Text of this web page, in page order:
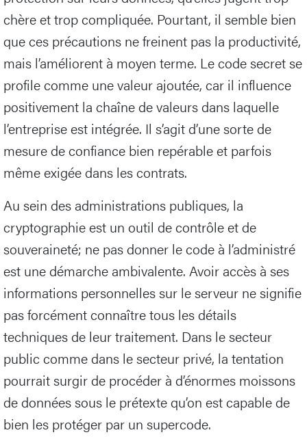
chère et trop compliquée. Pourtant, il semble bien
que ces précautions ne freinent pas la productivité,
mais l’améliorent à moyen terme. Le code secret se
profile comme une valeur ajoutée, car il influence
positivement la chaîne de valeurs dans laquelle
l’entreprise est intégrée. Il s’agit d’une sorte de
mesure de confiance bien repérable et parfois
même exigée dans les contrats.
Au sein des administrations publiques, la
cryptographie est un outil de contrôle et de
souveraineté; ne pas donner le code à l’administré
est une démarche ambivalente. Avoir accès à ses
informations personnelles sur le serveur ne signifie
pas forcément connaître tous les détails
techniques de leur traitement. Dans le secteur
public comme dans le secteur privé, la tentation
pourrait surgir de procéder à d’énormes moissons
de données sous le prétexte qu’on est capable de
bien les protéger par un supercode.